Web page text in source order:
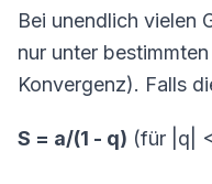
Bei unendlich vielen
nur unter
Konvergenz). Falls
S = a/(1 - q) (für |q|